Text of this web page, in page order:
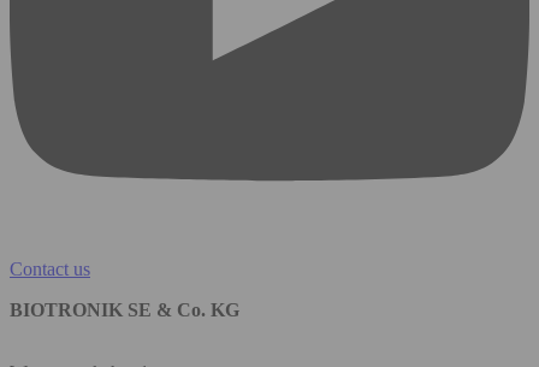
Contact us
BIOTRONIK SE & Co. KG